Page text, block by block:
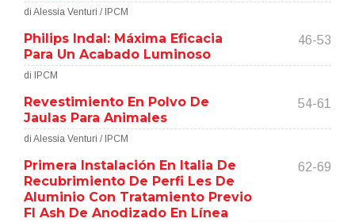
di Alessia Venturi / IPCM
Philips Indal: Máxima Eficacia
Para Un Acabado Luminoso
46-53
di IPCM
Revestimiento En Polvo De
Jaulas Para Animales
54-61
di Alessia Venturi / IPCM
Primera Instalación En Italia De
Recubrimiento De Perfi Les De
Aluminio Con Tratamiento Previo
Fl Ash De Anodizado En Línea
62-69